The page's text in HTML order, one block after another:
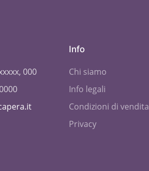
000
Info
Chi siamo
Info legali
Condizioni di vendita
Privacy